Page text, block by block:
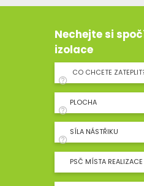
Nechejte si
izolace
CO CHCETE
PLOCHA
SÍLA NÁSTŘIKU
PSČ MÍSTA REALIZACE